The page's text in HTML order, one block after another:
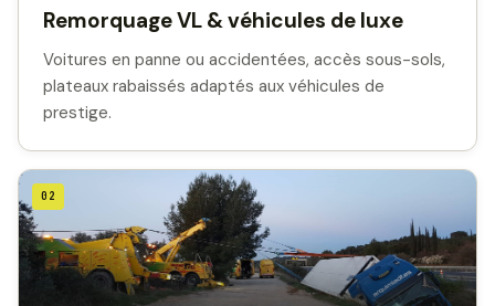
Remorquage VL & véhicules de luxe
Voitures en panne ou accidentées, accès sous-sols,
plateaux rabaissés adaptés aux véhicules de
prestige.
02